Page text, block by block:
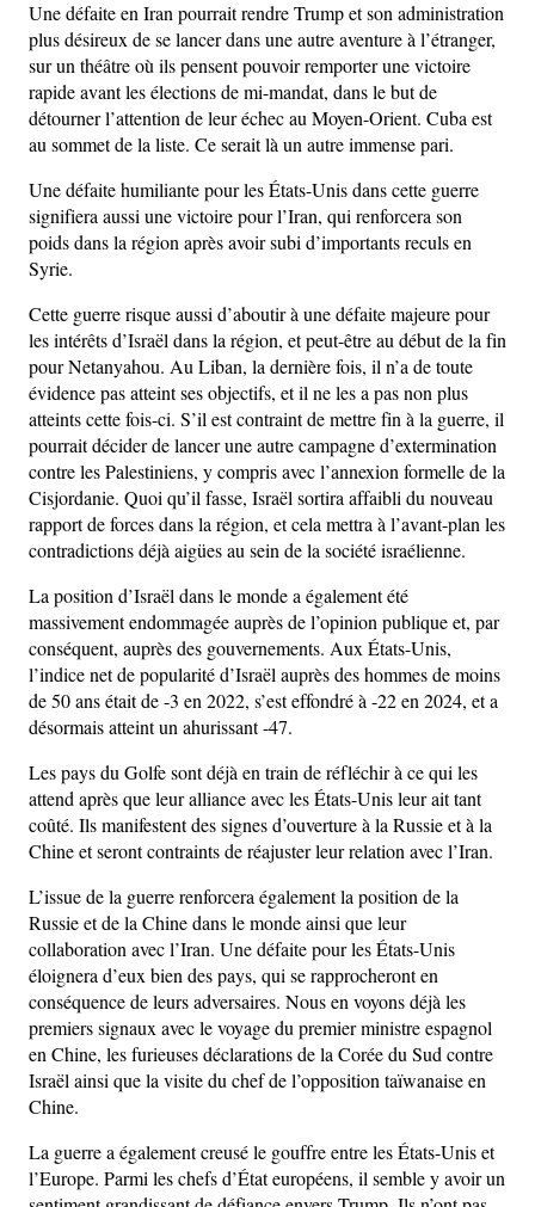
Une défaite en Iran pourrait rendre Trump et son administration
plus désireux de se lancer dans une autre aventure à l’étranger,
sur un théâtre où ils pensent pouvoir remporter une victoire
rapide avant les élections de mi-mandat, dans le but de
détourner l’attention de leur échec au Moyen-Orient. Cuba est
au sommet de la liste. Ce serait là un autre immense pari.
Une défaite humiliante pour les États-Unis dans cette guerre
signifiera aussi une victoire pour l’Iran, qui renforcera son
poids dans la région après avoir subi d’importants reculs en
Syrie.
Cette guerre risque aussi d’aboutir à une défaite majeure pour
les intérêts d’Israël dans la région, et peut-être au début de la fin
pour Netanyahou. Au Liban, la dernière fois, il n’a de toute
évidence pas atteint ses objectifs, et il ne les a pas non plus
atteints cette fois-ci. S’il est contraint de mettre fin à la guerre, il
pourrait décider de lancer une autre campagne d’extermination
contre les Palestiniens, y compris avec l’annexion formelle de la
Cisjordanie. Quoi qu’il fasse, Israël sortira affaibli du nouveau
rapport de forces dans la région, et cela mettra à l’avant-plan les
contradictions déjà aigües au sein de la société israélienne.
La position d’Israël dans le monde a également été
massivement endommagée auprès de l’opinion publique et, par
conséquent, auprès des gouvernements. Aux États-Unis,
l’indice net de popularité d’Israël auprès des hommes de moins
de 50 ans était de -3 en 2022, s’est effondré à -22 en 2024, et a
désormais atteint un ahurissant -47.
Les pays du Golfe sont déjà en train de réfléchir à ce qui les
attend après que leur alliance avec les États-Unis leur ait tant
coûté. Ils manifestent des signes d’ouverture à la Russie et à la
Chine et seront contraints de réajuster leur relation avec l’Iran.
L’issue de la guerre renforcera également la position de la
Russie et de la Chine dans le monde ainsi que leur
collaboration avec l’Iran. Une défaite pour les États-Unis
éloignera d’eux bien des pays, qui se rapprocheront en
conséquence de leurs adversaires. Nous en voyons déjà les
premiers signaux avec le voyage du premier ministre espagnol
en Chine, les furieuses déclarations de la Corée du Sud contre
Israël ainsi que la visite du chef de l’opposition taïwanaise en
Chine.
La guerre a également creusé le gouffre entre les États-Unis et
l’Europe. Parmi les chefs d’État européens, il semble y avoir un